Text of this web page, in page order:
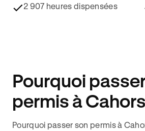
2 907 heures dispensées
Pourquoi
permis à
Pourquoi passer son permis à